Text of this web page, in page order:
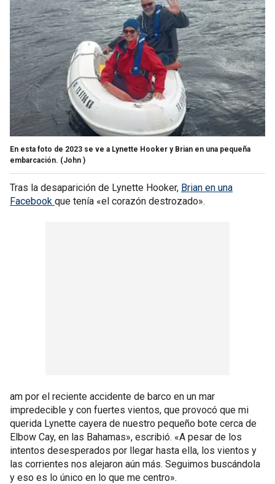
En esta foto de 2023 se ve a Lynette Hooker y Brian en una pequeña
embarcación. (John )
Tras la desaparición de Lynette Hooker, Brian en una
Facebook que tenía «el corazón destrozado».
am por el reciente accidente de barco en un mar
impredecible y con fuertes vientos, que provocó que mi
querida Lynette cayera de nuestro pequeño bote cerca de
Elbow Cay, en las Bahamas», escribió. «A pesar de los
intentos desesperados por llegar hasta ella, los vientos y
las corrientes nos alejaron aún más. Seguimos buscándola
y eso es lo único en lo que me centro».